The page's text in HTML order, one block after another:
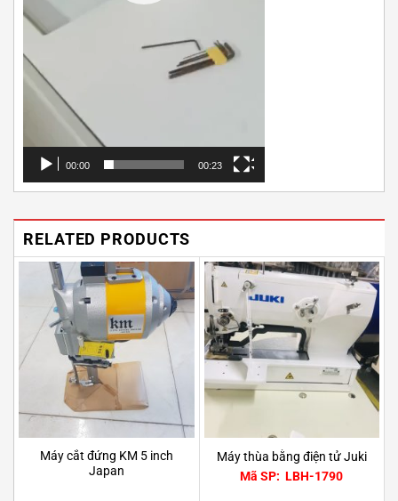
00:00 00:23
RELATED PRODUCTS
Máy cắt đứng KM 5 inch
Japan
Máy thùa bằng điện tử Juki
Mã SP: LBH-1790